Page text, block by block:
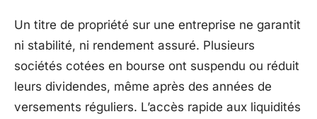
Un titre de propriété sur une entreprise ne garantit
ni stabilité, ni rendement assuré. Plusieurs
sociétés cotées en bourse ont suspendu ou réduit
leurs dividendes, même après des années de
versements réguliers. L’accès rapide aux liquidités